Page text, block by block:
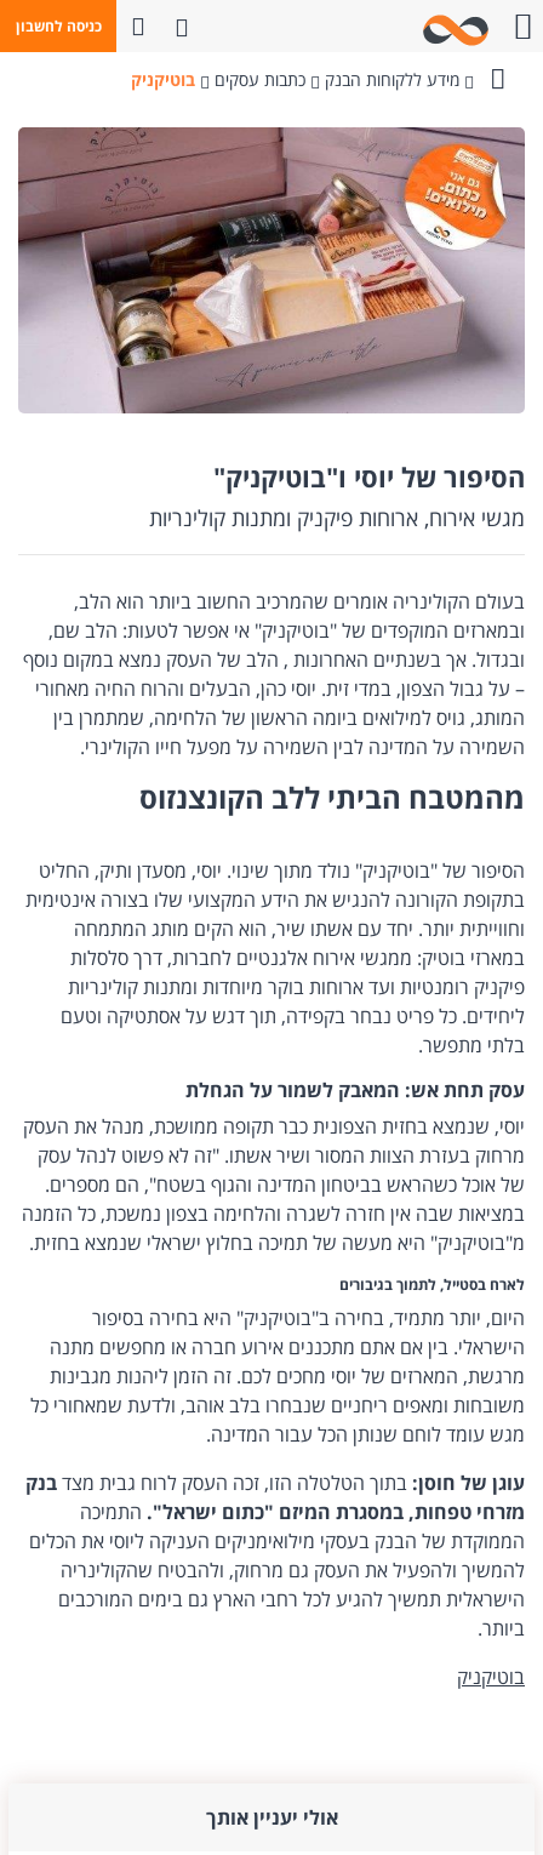
כניסה לחשבון
פתח חיפושחייגו אלינו
מזרחי-טפחות
מידע ללקוחות הבנק כתבות עסקים בוטיקניק
הסיפור של יוסי ו"בוטיקניק"
מגשי אירוח, ארוחות פיקניק ומתנות קולינריות
בעולם הקולינריה אומרים שהמרכיב החשוב ביותר הוא הלב,
ובמארזים המוקפדים של "בוטיקניק" אי אפשר לטעות: הלב שם,
ובגדול. אך בשנתיים האחרונות , הלב של העסק נמצא במקום נוסף
– על גבול הצפון, במדי זית. יוסי כהן, הבעלים והרוח החיה מאחורי
המותג, גויס למילואים ביומה הראשון של הלחימה, שמתמרן בין
השמירה על המדינה לבין השמירה על מפעל חייו הקולינרי.
מהמטבח הביתי ללב הקונצנזוס
הסיפור של "בוטיקניק" נולד מתוך שינוי. יוסי, מסעדן ותיק, החליט
בתקופת הקורונה להנגיש את הידע המקצועי שלו בצורה אינטימית
וחווייתית יותר. יחד עם אשתו שיר, הוא הקים מותג המתמחה
במארזי בוטיק: ממגשי אירוח אלגנטיים לחברות, דרך סלסלות
פיקניק רומנטיות ועד ארוחות בוקר מיוחדות ומתנות קולינריות
ליחידים. כל פריט נבחר בקפידה, תוך דגש על אסתטיקה וטעם
בלתי מתפשר.
עסק תחת אש: המאבק לשמור על הגחלת
יוסי, שנמצא בחזית הצפונית כבר תקופה ממושכת, מנהל את העסק
מרחוק בעזרת הצוות המסור ושיר אשתו. "זה לא פשוט לנהל עסק
של אוכל כשהראש בביטחון המדינה והגוף בשטח", הם מספרים.
במציאות שבה אין חזרה לשגרה והלחימה בצפון נמשכת, כל הזמנה
מ"בוטיקניק" היא מעשה של תמיכה בחלוץ ישראלי שנמצא בחזית.
לארח בסטייל, לתמוך בגיבורים
היום, יותר מתמיד, בחירה ב"בוטיקניק" היא בחירה בסיפור
הישראלי. בין אם אתם מתכננים אירוע חברה או מחפשים מתנה
מרגשת, המארזים של יוסי מחכים לכם. זה הזמן ליהנות מגבינות
משובחות ומאפים ריחניים שנבחרו בלב אוהב, ולדעת שמאחורי כל
מגש עומד לוחם שנותן הכל עבור המדינה.
עוגן של חוסן: בתוך הטלטלה הזו, זכה העסק לרוח גבית מצדבנק
מזרחי טפחות, במסגרת המיזם "כתום ישראל". התמיכה
הממוקדת של הבנק בעסקי מילואימניקים העניקה ליוסי את הכלים
להמשיך ולהפעיל את העסק גם מרחוק, ולהבטיח שהקולינריה
הישראלית תמשיך להגיע לכל רחבי הארץ גם בימים המורכבים
ביותר.
בוטיקניק
אולי יעניין אותך